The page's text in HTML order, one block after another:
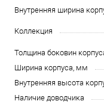
Внутренняя ширина
Коллекция
Толщина боковин
Ширина корпуса, мм
Внутренняя высота
Наличие доводчика